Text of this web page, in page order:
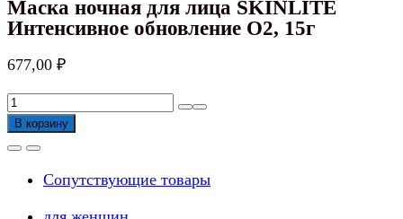
Маска ночная для лица SKINLITE
Интенсивное обновление О2, 15г
677,00 ₽
Количество
товара
Маска
для
В корзину
Сопутствующие товары